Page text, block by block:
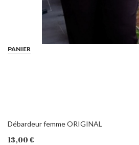
PANIER
Débardeur femme ORIGINAL
13,00 €